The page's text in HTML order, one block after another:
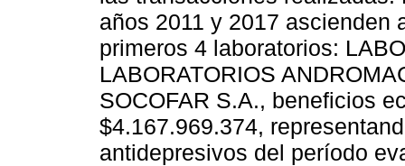
años 2011 y 2017 ascienden
primeros 4 laboratorios:
LABORATORIOS
SOCOFAR S.A., beneficios
$4.167.969.374,
antidepresivos del período